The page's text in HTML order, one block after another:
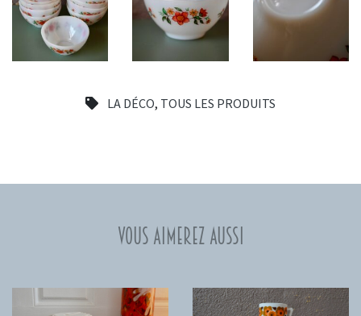
LA DÉCO, TOUS LES PRODUITS
Vous aimerez aussi